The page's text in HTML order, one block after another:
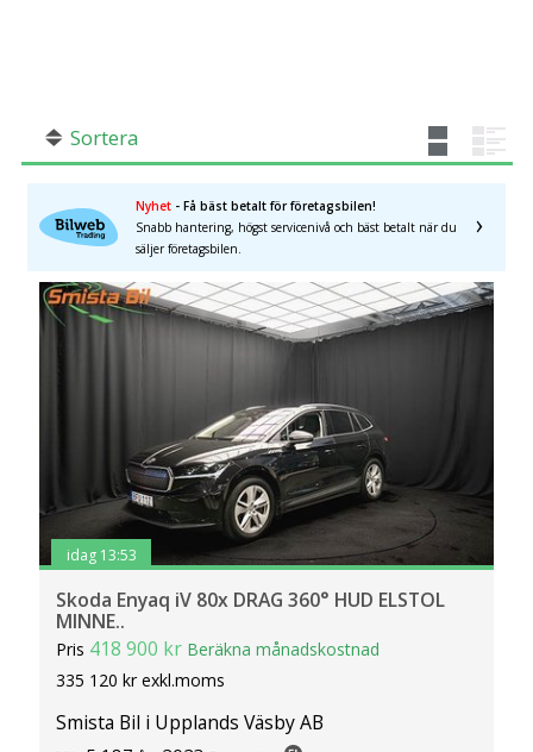
Stockholms län
Sortera
Nyhet - Få bäst betalt för företagsbilen!
Snabb hantering, högst servicenivå och bäst betalt när du
säljer företagsbilen.
idag 13:53
Skoda Enyaq iV 80x DRAG 360° HUD ELSTOL
MINNE..
Pris 418 900 kr Beräkna månadskostnad
335 120 kr exkl.moms
Smista Bil i Upplands Väsby AB